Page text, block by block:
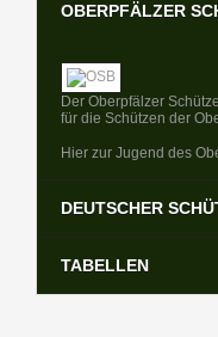
OBERPFÄLZER
Der Oberpfälzer
für die Schützen der
Hier zur Jugend des
DEUTSCHER
Der Deutsche
TABELLEN